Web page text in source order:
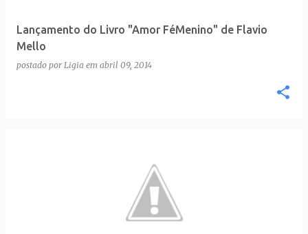
Lançamento do Livro "Amor FéMenino" de Flavio
Mello
postado por Ligia em abril 09, 2014